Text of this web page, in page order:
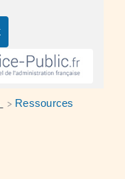
> Ressources